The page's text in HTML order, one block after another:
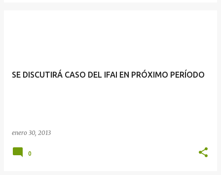
SE DISCUTIRÁ CASO DEL IFAI EN PRÓXIMO PERÍODO
enero 30, 2013
0